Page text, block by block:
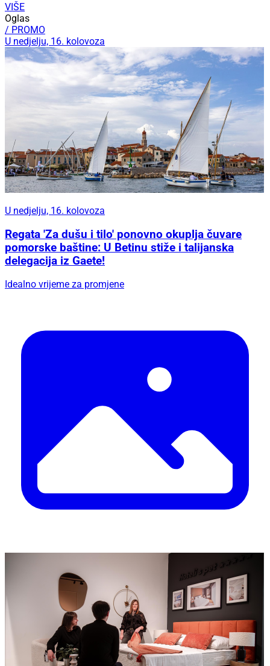
VIŠE
Oglas
/ PROMO
U nedjelju, 16. kolovoza
U nedjelju, 16. kolovoza
Regata 'Za dušu i tilo' ponovno okuplja čuvare
pomorske baštine: U Betinu stiže i talijanska
delegacija iz Gaete!
Idealno vrijeme za promjene